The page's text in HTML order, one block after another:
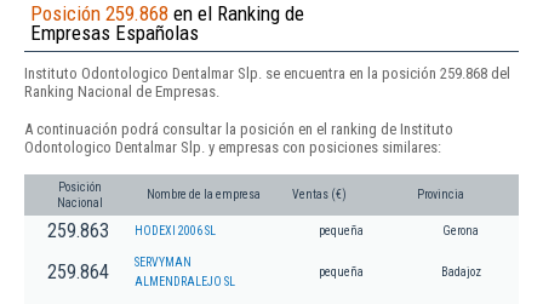
Posición 259.868 en el Ranking de
Empresas Españolas
Instituto Odontologico Dentalmar Slp. se encuentra en la posición 259.868 del
Ranking Nacional de Empresas.
A continuación podrá consultar la posición en el ranking de Instituto
Odontologico Dentalmar Slp. y empresas con posiciones similares:
Posición
Nacional
Nombre de la empresa Ventas (€) Provincia
259.863 HODEXI 2006 SL pequeña Gerona
259.864
SERVYMAN
ALMENDRALEJO SL
pequeña Badajoz